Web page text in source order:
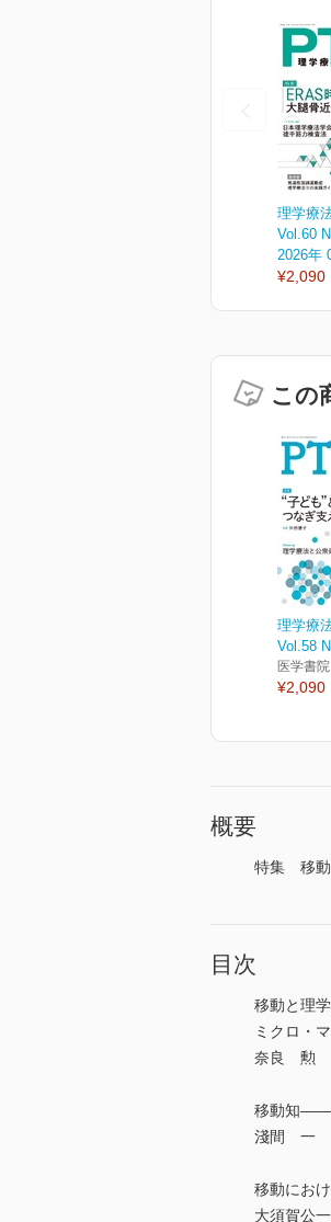
理学療
Vol.60
2026年
¥2,090
この
理学療
Vol.58
医学書院
¥2,090
概要
特集 移動
目次
移動と理
ミクロ・
奈良 勲
移動知――
淺間 一
移動にお
大須賀公一